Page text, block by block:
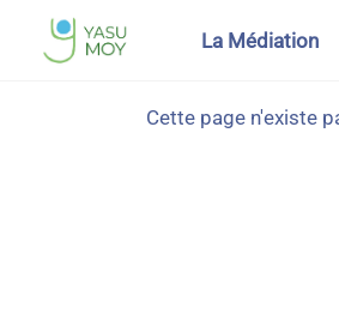
Aller au contenu principalLa Médiation
Cette page n'existe